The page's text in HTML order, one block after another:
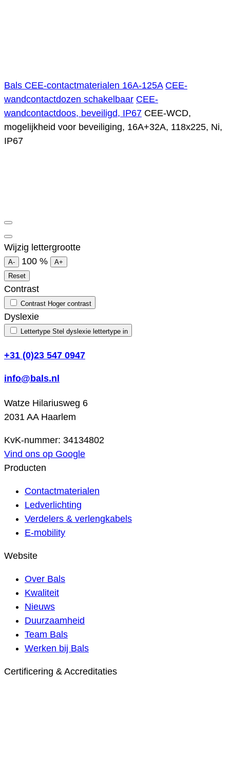
Bals CEE-contactmaterialen 16A-125A CEE-
wandcontactdozen schakelbaar CEE-
wandcontactdoos, beveiligd, IP67 CEE-WCD,
mogelijkheid voor beveiliging, 16A+32A, 118x225, Ni,
IP67
Wijzig lettergrootte
A- 100 %
A+
Reset
Contrast
Contrast Hoger contrast
Dyslexie
Lettertype Stel dyslexie lettertype in
+31 (0)23 547 0947
info@bals.nl
Watze Hilariusweg 6
2031 AA Haarlem
KvK-nummer: 34134802
Vind ons op Google
Producten
Contactmaterialen
Ledverlichting
Verdelers & verlengkabels
E-mobility
Website
Over Bals
Kwaliteit
Nieuws
Duurzaamheid
Team Bals
Werken bij Bals
Certificering & Accreditaties